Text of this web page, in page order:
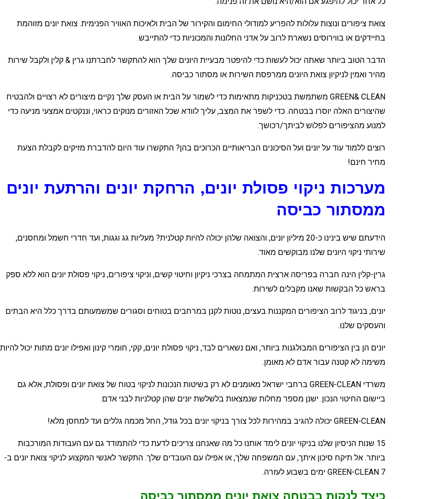
צואת ציפורים ונוצות עלולות להפריע למודולי החימום והקירור של הבית ולאיכות האוויר הפנימית. צואת יונים מזוהמת
בחיידקים או בווירוסים נשארת לרוב על אדני החלונות והמכוניות כדי להתייבש.
הדבר הטוב ביותר שאתה יכול לעשות כדי להיפטר מבעיית היונים שלך הוא להתקשר לחברתנו גרין & קלין ולקבל שירות
מהיר ואמין לניקיון צואת היונים ממרפסת השירות או מסתור כביסה.
GREEN& CLEAN משתמשת בטכניקות מתאימות כדי לשמור על הבית או העסק שלך נקיים מיצורים לא רצויים ולהבטיח
שהיצורים האלה יוסרו בבטחה. כדי לשפר את המצב, עליך לוודא שכל האזורים מנוקים כראוי, וננקטים אמצעי מניעה כדי
למנוע מהציפורים לפלוש לביתך/רכושך.
רוצים ללמוד עוד על יונים ועל הסיכונים הבריאותיים הכרוכים בהן? התקשרו עוד היום להדברת מזיקים לקבלת הצעת
מחיר חינם!
מערכות ניקוי פסולת יונים, הרחקת יונים והרתעת יונים
ממסתור כביסה
הידעתם שיש בינינו כ-20 מיליון יונים, והצואה שלהן יכולה להיות קטלנית? מעליות גג וגגות, ועד חדרי חשמל ומחסנים,
שירותי ניקוי היונים שלנו מבוקשים מאוד.
גרין-קלין הינה חברה בפריסה ארצית המתמחה בצרכי ניקיון וחיטוי קשים, וניקוי ציפורים, ניקוי פסולת יונים הוא ללא ספק
בראש כל הבקשות שאנו מקבלים לשירות.
יונים, בניגוד לרוב הציפורים המקננות בעצים, נוטות לקנן במרחבים בטוחים וסגורים שמשמעותם בדרך כלל היא הבתים
והעסקים שלנו.
יונים הן בין הציפורים המבולגנות ביותר, ואם נשארים לבד, ניקוי פסולת יונים, קקי, חומרי קינון ואפילו יונים מתות יכול להיות
משימה לא קטנה עבור אדם לא מאומן.
משרדי GREEN-CLEAN ברחבי ישראל מאומנים לא רק בשיטות הנכונות לניקוי בטוח של צואת יונים ופסולת, אלא גם
ביישום החיטוי הנכון. ישנן מספר מחלות שנמצאות בלשלשת יונים שהן קטלניות לבני אדם.
GREEN-CLEAN יכולה להגיב במהירות לכל צורך בניקוי יונים בכל גודל, החל מכמה גללים ועד למחסן מלא!
15 שנות הניסיון שלנו בניקוי יונים לימד אותנו כל מה שאנחנו צריכים לדעת כדי להתמודד גם עם העבודות המורכבות
ביותר. אל תיקח סיכון איתך, עם המשפחה שלך, או אפילו עם העובדים שלך. התקשר לאנשי המקצוע לניקוי צואת יונים ב-
GREEN-CLEAN 7 ימים בשבוע לעזרה.
כיצד לנקות בבטחה צואת יונים ממסתור כביסה